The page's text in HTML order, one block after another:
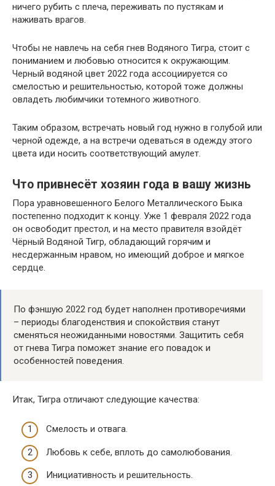
ничего рубить с плеча, переживать по пустякам и
наживать врагов.
Чтобы не навлечь на себя гнев Водяного Тигра, стоит с
пониманием и любовью относится к окружающим.
Черный водяной цвет 2022 года ассоциируется со
смелостью и решительностью, которой тоже должны
овладеть любимчики тотемного животного.
Таким образом, встречать новый год нужно в голубой или
черной одежде, а на встречи одеваться в одежду этого
цвета иди носить соответствующий амулет.
Что привнесёт хозяин года в вашу жизнь
Пора уравновешенного Белого Металлического Быка
постепенно подходит к концу. Уже 1 февраля 2022 года
он освободит престол, и на место правителя взойдёт
Чёрный Водяной Тигр, обладающий горячим и
несдержанным нравом, но имеющий доброе и мягкое
сердце.
По фэншую 2022 год будет наполнен противоречиями
– периоды благоденствия и спокойствия станут
сменяться неожиданными новостями. Защитить себя
от гнева Тигра поможет знание его повадок и
особенностей поведения.
Итак, Тигра отличают следующие качества:
Смелость и отвага.
Любовь к себе, вплоть до самолюбования.
Инициативность и решительность.